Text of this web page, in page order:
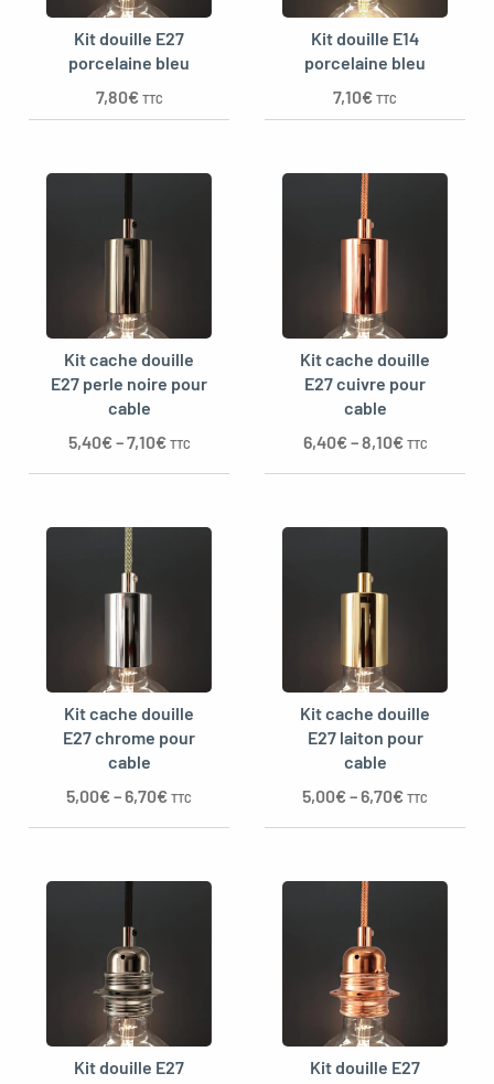
Kit douille E27
porcelaine bleu
7,80€ TTC
Kit douille E14
porcelaine bleu
7,10€ TTC
Kit cache douille
E27 perle noire pour
cable
5,40€–7,10€ TTC
Kit cache douille
E27 cuivre pour
cable
6,40€–8,10€ TTC
Kit cache douille
E27 chrome pour
cable
5,00€–6,70€ TTC
Kit cache douille
E27 laiton pour
cable
5,00€–6,70€ TTC
Kit douille E27
Kit douille E27